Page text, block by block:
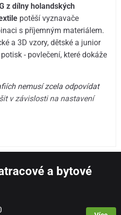
z dílny holandských
potěší vyznavače
s příjemným materiálem.
a 3D vzory, dětské a junior
- povlečení, které dokáže
nemusí zcela odpovídat
v závislosti na nastavení
a bytové